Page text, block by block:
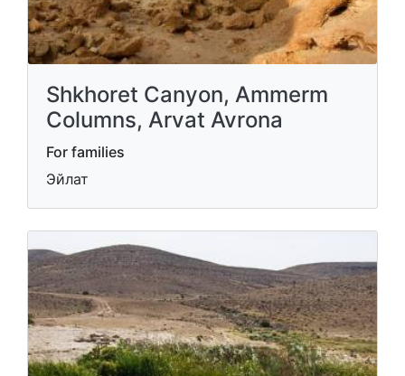
Shkhoret Canyon, Ammerm
Columns, Arvat Avrona
For families
Эйлат